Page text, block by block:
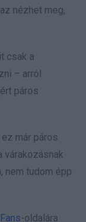
nézhet meg,
csak a
– arról
páros
már páros
várakozásnak
nem tudom épp
-oldalára